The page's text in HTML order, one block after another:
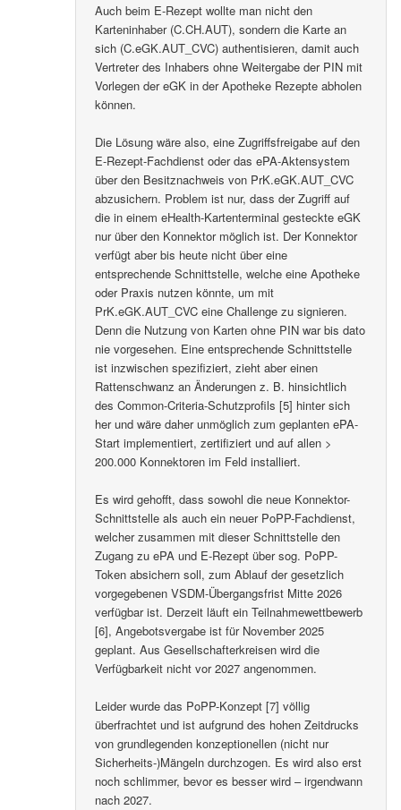
Auch beim E-Rezept wollte man nicht den
Karteninhaber (C.CH.AUT), sondern die Karte an
sich (C.eGK.AUT_CVC) authentisieren, damit auch
Vertreter des Inhabers ohne Weitergabe der PIN mit
Vorlegen der eGK in der Apotheke Rezepte abholen
können.
Die Lösung wäre also, eine Zugriffsfreigabe auf den
E-Rezept-Fachdienst oder das ePA-Aktensystem
über den Besitznachweis von PrK.eGK.AUT_CVC
abzusichern. Problem ist nur, dass der Zugriff auf
die in einem eHealth-Kartenterminal gesteckte eGK
nur über den Konnektor möglich ist. Der Konnektor
verfügt aber bis heute nicht über eine
entsprechende Schnittstelle, welche eine Apotheke
oder Praxis nutzen könnte, um mit
PrK.eGK.AUT_CVC eine Challenge zu signieren.
Denn die Nutzung von Karten ohne PIN war bis dato
nie vorgesehen. Eine entsprechende Schnittstelle
ist inzwischen spezifiziert, zieht aber einen
Rattenschwanz an Änderungen z. B. hinsichtlich
des Common-Criteria-Schutzprofils [5] hinter sich
her und wäre daher unmöglich zum geplanten ePA-
Start implementiert, zertifiziert und auf allen >
200.000 Konnektoren im Feld installiert.
Es wird gehofft, dass sowohl die neue Konnektor-
Schnittstelle als auch ein neuer PoPP-Fachdienst,
welcher zusammen mit dieser Schnittstelle den
Zugang zu ePA und E-Rezept über sog. PoPP-
Token absichern soll, zum Ablauf der gesetzlich
vorgegebenen VSDM-Übergangsfrist Mitte 2026
verfügbar ist. Derzeit läuft ein Teilnahmewettbewerb
[6], Angebotsvergabe ist für November 2025
geplant. Aus Gesellschafterkreisen wird die
Verfügbarkeit nicht vor 2027 angenommen.
Leider wurde das PoPP-Konzept [7] völlig
überfrachtet und ist aufgrund des hohen Zeitdrucks
von grundlegenden konzeptionellen (nicht nur
Sicherheits-)Mängeln durchzogen. Es wird also erst
noch schlimmer, bevor es besser wird – irgendwann
nach 2027.